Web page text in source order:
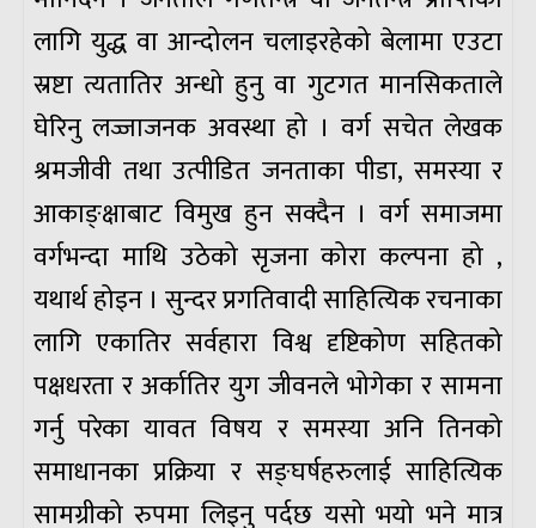
लागि युद्ध वा आन्दोलन चलाइरहेको बेलामा एउटा
स्रष्टा त्यतातिर अन्धो हुनु वा गुटगत मानसिकताले
घेरिनु लज्जाजनक अवस्था हो । वर्ग सचेत लेखक
श्रमजीवी तथा उत्पीडित जनताका पीडा, समस्या र
आकाङ्क्षाबाट विमुख हुन सक्दैन । वर्ग समाजमा
वर्गभन्दा माथि उठेको सृजना कोरा कल्पना हो ,
यथार्थ होइन । सुन्दर प्रगतिवादी साहित्यिक रचनाका
लागि एकातिर सर्वहारा विश्व दृष्टिकोण सहितको
पक्षधरता र अर्कातिर युग जीवनले भोगेका र सामना
गर्नु परेका यावत विषय र समस्या अनि तिनको
समाधानका प्रक्रिया र सङ्घर्षहरुलाई साहित्यिक
सामग्रीको रुपमा लिइनु पर्दछ यसो भयो भने मात्र